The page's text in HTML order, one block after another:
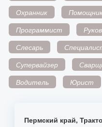
Охранник
Программист
Слесарь
Супервайзер
Водитель
Юрист
Пермский край,